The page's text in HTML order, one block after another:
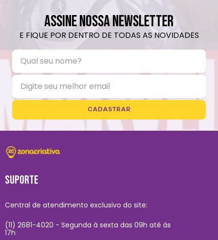
ASSINE NOSSA NEWSLETTER
E FIQUE POR DENTRO DE TODAS AS NOVIDADES
CADASTRAR
SUPORTE
Central de atendimento exclusivo do site:
(11) 2681-4020 - Segunda à sexta das 09h até às
17h